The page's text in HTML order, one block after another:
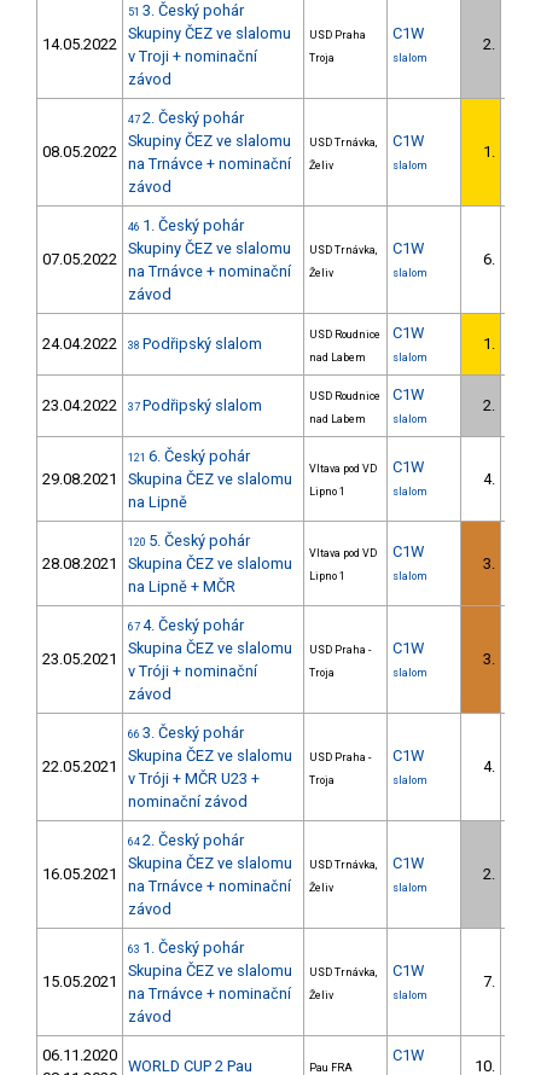
14.05.2022
51 3. Český pohár
Skupiny ČEZ ve slalomu
v Troji + nominační
závod
USD Praha
Troja
C1W
slalom
2.
08.05.2022
47 2. Český pohár
Skupiny ČEZ ve slalomu
na Trnávce + nominační
závod
USD Trnávka,
Želiv
C1W
slalom
1.
07.05.2022
46 1. Český pohár
Skupiny ČEZ ve slalomu
na Trnávce + nominační
závod
USD Trnávka,
Želiv
C1W
slalom
6.
24.04.2022 38 Podřipský slalom
USD Roudnice
nad Labem
C1W
slalom
1.
23.04.2022 37 Podřipský slalom
USD Roudnice
nad Labem
C1W
slalom
2.
29.08.2021
121 6. Český pohár
Skupina ČEZ ve slalomu
na Lipně
Vltava pod VD
Lipno 1
C1W
slalom
4.
28.08.2021
120 5. Český pohár
Skupina ČEZ ve slalomu
na Lipně + MČR
Vltava pod VD
Lipno 1
C1W
slalom
3.
23.05.2021
67 4. Český pohár
Skupina ČEZ ve slalomu
v Tróji + nominační
závod
USD Praha -
Troja
C1W
slalom
3.
22.05.2021
66 3. Český pohár
Skupina ČEZ ve slalomu
v Tróji + MČR U23 +
nominační závod
USD Praha -
Troja
C1W
slalom
4.
16.05.2021
64 2. Český pohár
Skupina ČEZ ve slalomu
na Trnávce + nominační
závod
USD Trnávka,
Želiv
C1W
slalom
2.
15.05.2021
63 1. Český pohár
Skupina ČEZ ve slalomu
na Trnávce + nominační
závod
USD Trnávka,
Želiv
C1W
slalom
7.
06.11.2020
WORLD CUP 2 Pau Pau FRA
C1W
10.